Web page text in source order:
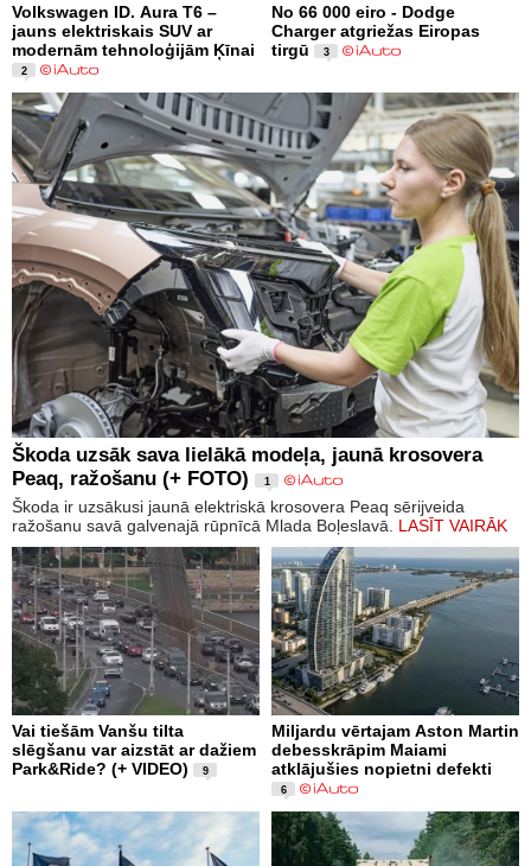
Volkswagen ID. Aura T6 –
jauns elektriskais SUV ar
modernām tehnoloģijām Ķīnai
2
No 66 000 eiro - Dodge
Charger atgriežas Eiropas
tirgū
3
Škoda uzsāk sava lielākā modeļa, jaunā krosovera
Peaq, ražošanu (+ FOTO)
1
Škoda ir uzsākusi jaunā elektriskā krosovera Peaq sērijveida
ražošanu savā galvenajā rūpnīcā Mlada Boļeslavā. LASĪT VAIRĀK
Vai tiešām Vanšu tilta
slēgšanu var aizstāt ar dažiem
Park&Ride? (+ VIDEO)
9
Miljardu vērtajam Aston Martin
debesskrāpim Maiami
atklājušies nopietni defekti
6